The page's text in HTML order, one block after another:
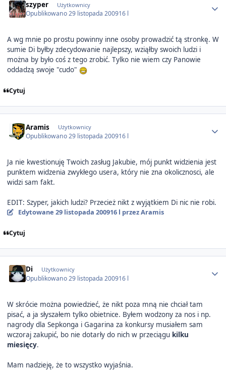
szyper Użytkownicy
Opublikowano29 listopada 200916 l
A wg mnie po prostu powinny inne osoby prowadzić tą stronkę. W
sumie Di byłby zdecydowanie najlepszy, wziąłby swoich ludzi i
można by było coś z tego zrobić. Tylko nie wiem czy Panowie
oddadzą swoje "cudo"
Cytuj
Aramis Użytkownicy
Opublikowano29 listopada 200916 l
Ja nie kwestionuję Twoich zasług Jakubie, mój punkt widzienia jest
punktem widzenia zwykłego usera, który nie zna okolicznosci, ale
widzi sam fakt.
EDIT: Szyper, jakich ludzi? Przecież nikt z wyjątkiem Di nic nie robi.
Edytowane 29 listopada 200916 l przez Aramis
Cytuj
Di Użytkownicy
Opublikowano29 listopada 200916 l
W skrócie można powiedzieć, że nikt poza mną nie chciał tam
pisać, a ja słyszałem tylko obietnice. Byłem wodzony za nos i np.
nagrody dla Sepkonga i Gagarina za konkursy musiałem sam
wczoraj zakupić, bo nie dotarły do nich w przeciągu kilku
miesięcy.
Mam nadzieję, że to wszystko wyjaśnia.